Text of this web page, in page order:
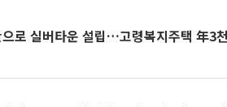
으로 실버타운 설립…고령복지주택 年3